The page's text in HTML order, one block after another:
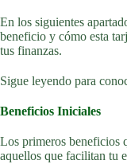
En los siguientes
beneficio y cómo esta
tus finanzas.
Sigue leyendo para
Beneficios Iniciales
Los primeros beneficios
aquellos que facilitan tu